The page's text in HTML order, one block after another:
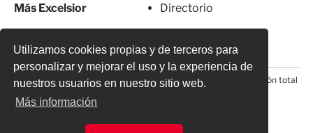
Utilizamos cookies propias y de terceros para
personalizar y mejorar el uso y la experiencia de
nuestros usuarios en nuestro sitio web.
Más información
Más Excelsior
Directorio
© 2026 Todos los derechos reservados. Prohibida la reproducción total
o parcial, incluyendo cualquier medio electrónico*